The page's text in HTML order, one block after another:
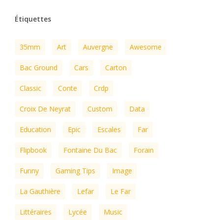
Étiquettes
35mm Art Auvergne Awesome
Bac Ground Cars Carton
Classic Conte Crdp
Croix De Neyrat Custom Data
Education Epic Escales Far
Flipbook Fontaine Du Bac Forain
Funny Gaming Tips Image
La Gauthière Lefar Le Far
Littéraires Lycée Music